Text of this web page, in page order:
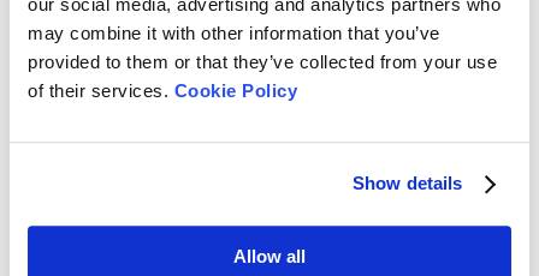
may combine it with other information that you’ve
provided to them or that they’ve collected from your use
of their services. Cookie Policy
Show details
Allow all
grundlegenden bis hin zu fortschrittlichen Forschungsgeräten
reichen und eine präzise Analyse von Materialien im Nanometer-
bis Millimeterbereich ermöglichen.